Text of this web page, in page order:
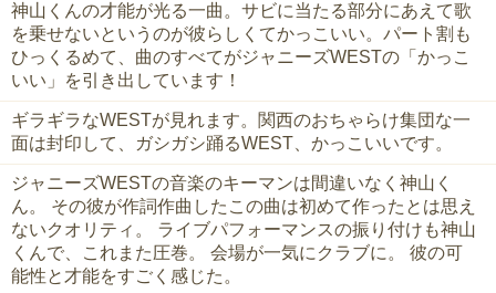
神山くんの才能が光る一曲。サビに当たる部分にあえて歌
を乗せないというのが彼らしくてかっこいい。パート割も
ひっくるめて、曲のすべてがジャニーズWESTの「かっこ
いい」を引き出しています！
ギラギラなWESTが見れます。関西のおちゃらけ集団な一
面は封印して、ガシガシ踊るWEST、かっこいいです。
ジャニーズWESTの音楽のキーマンは間違いなく神山く
ん。 その彼が作詞作曲したこの曲は初めて作ったとは思え
ないクオリティ。 ライブパフォーマンスの振り付けも神山
くんで、これまた圧巻。 会場が一気にクラブに。 彼の可
能性と才能をすごく感じた。